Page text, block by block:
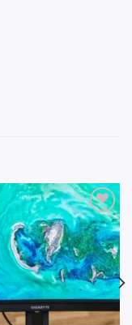
Add to
wishlist